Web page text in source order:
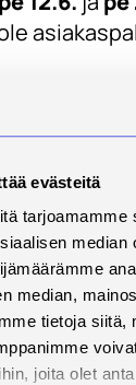
evästeitä
tarjoamamme
median
median,
tietoja siitä,
joita olet
(ma –
16.